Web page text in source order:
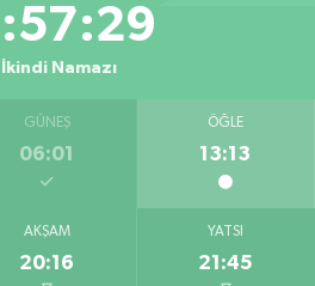
İkindi Namazı
GÜNEŞ
06:01
ÖĞLE
13:13
AKŞAM
20:16
YATSI
21:45